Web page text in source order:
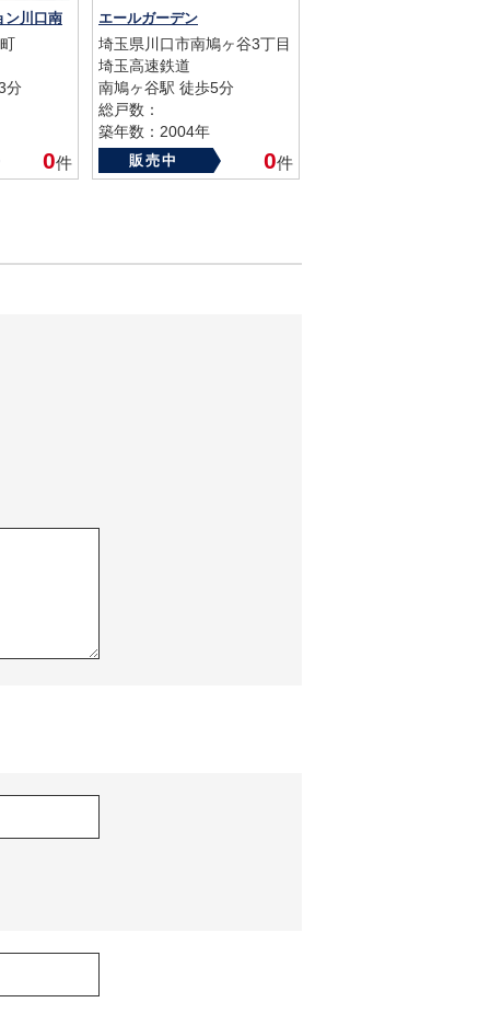
ン川口南
分
0件
エールガーデン
埼玉県川口市南鳩ヶ谷3丁目
埼玉高速鉄道
南鳩ヶ谷駅 徒歩5分
総戸数：
築年数：2004年
販売中 0件